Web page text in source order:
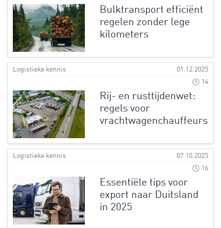
Bulktransport efficiënt
regelen zonder lege
kilometers
Logistieke kennis
01.12.2025
14
Rij- en rusttijdenwet:
regels voor
vrachtwagenchauffeurs
Logistieke kennis
07.10.2025
16
Essentiële tips voor
export naar Duitsland
in 2025